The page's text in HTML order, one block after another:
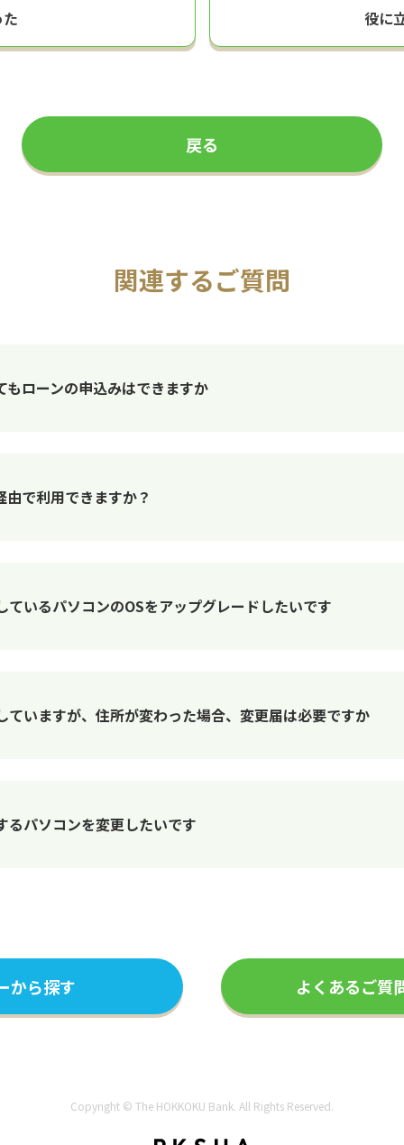
役に
戻る
関連するご質問
ローンの申込みはできますか
で利用できますか？
いるパソコンのOSをアップグレードしたいです
いますが、住所が変わった場合、変更届は必要ですか
るパソコンを変更したいです
から探す よくあるご質
Copyright © The HOKKOKU Bank. All Rights Reserved.